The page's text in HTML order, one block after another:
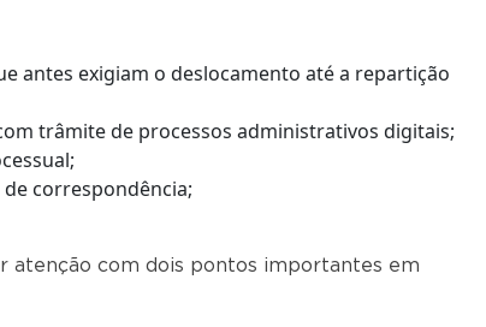
antes exigiam o deslocamento até a repartição
trâmite de processos administrativos digitais;
correspondência;
atenção com dois pontos importantes em